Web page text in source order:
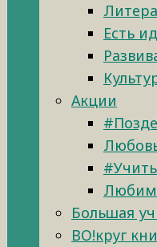
Есть
Акции
Большая
ВО!круг